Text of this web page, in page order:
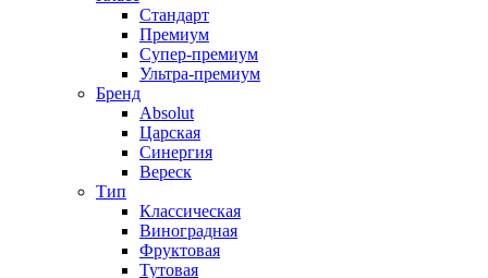
Стандарт
Премиум
Супер-премиум
Ультра-премиум
Бренд
Absolut
Царская
Синергия
Вереск
Тип
Классическая
Виноградная
Фруктовая
Тутовая